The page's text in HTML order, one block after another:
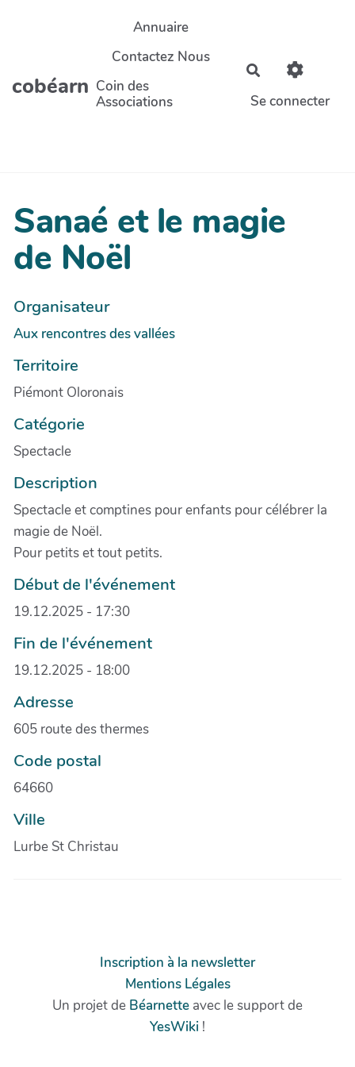
Aller au contenu principal
cobéarn
Annuaire
Contactez Nous
Coin des
Associations
Rechercher
Se connecter
Sanaé et le magie
de Noël
Organisateur
Aux rencontres des vallées
Territoire
Piémont Oloronais
Catégorie
Spectacle
Description
Spectacle et comptines pour enfants pour célébrer la
magie de Noël.
Pour petits et tout petits.
Début de l'événement
19.12.2025 - 17:30
Fin de l'événement
19.12.2025 - 18:00
Adresse
605 route des thermes
Code postal
64660
Ville
Lurbe St Christau
Inscription à la newsletter
Mentions Légales
Un projet de Béarnette avec le support de
YesWiki !